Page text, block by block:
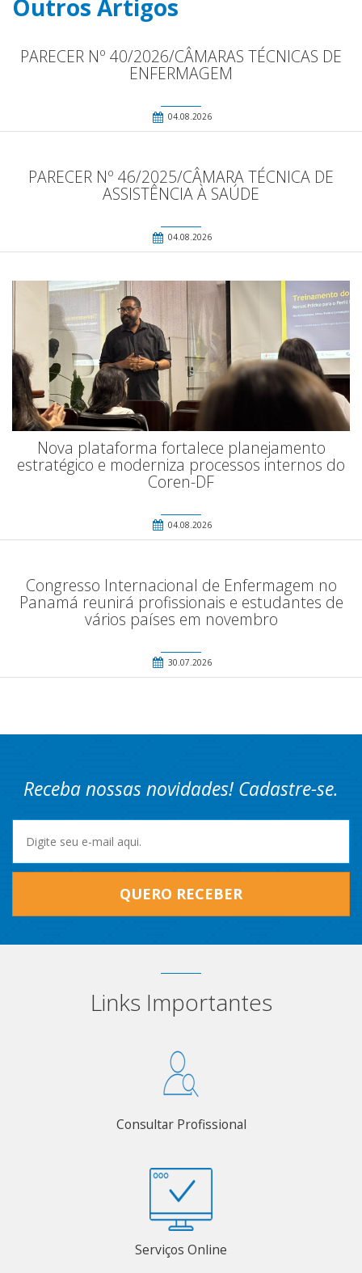
Outros Artigos
PARECER Nº 40/2026/CÂMARAS TÉCNICAS DE
ENFERMAGEM
04.08.2026
PARECER Nº 46/2025/CÂMARA TÉCNICA DE
ASSISTÊNCIA À SAÚDE
04.08.2026
Nova plataforma fortalece planejamento
estratégico e moderniza processos internos do
Coren-DF
04.08.2026
Congresso Internacional de Enfermagem no
Panamá reunirá profissionais e estudantes de
vários países em novembro
30.07.2026
Receba nossas novidades! Cadastre-se.
QUERO RECEBER
Links Importantes
Consultar Profissional
Serviços Online